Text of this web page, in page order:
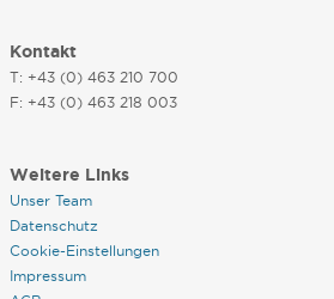
Kontakt
T: +43 (0) 463 210 700
F: +43 (0) 463 218 003
Weitere Links
Unser Team
Datenschutz
Cookie-Einstellungen
Impressum